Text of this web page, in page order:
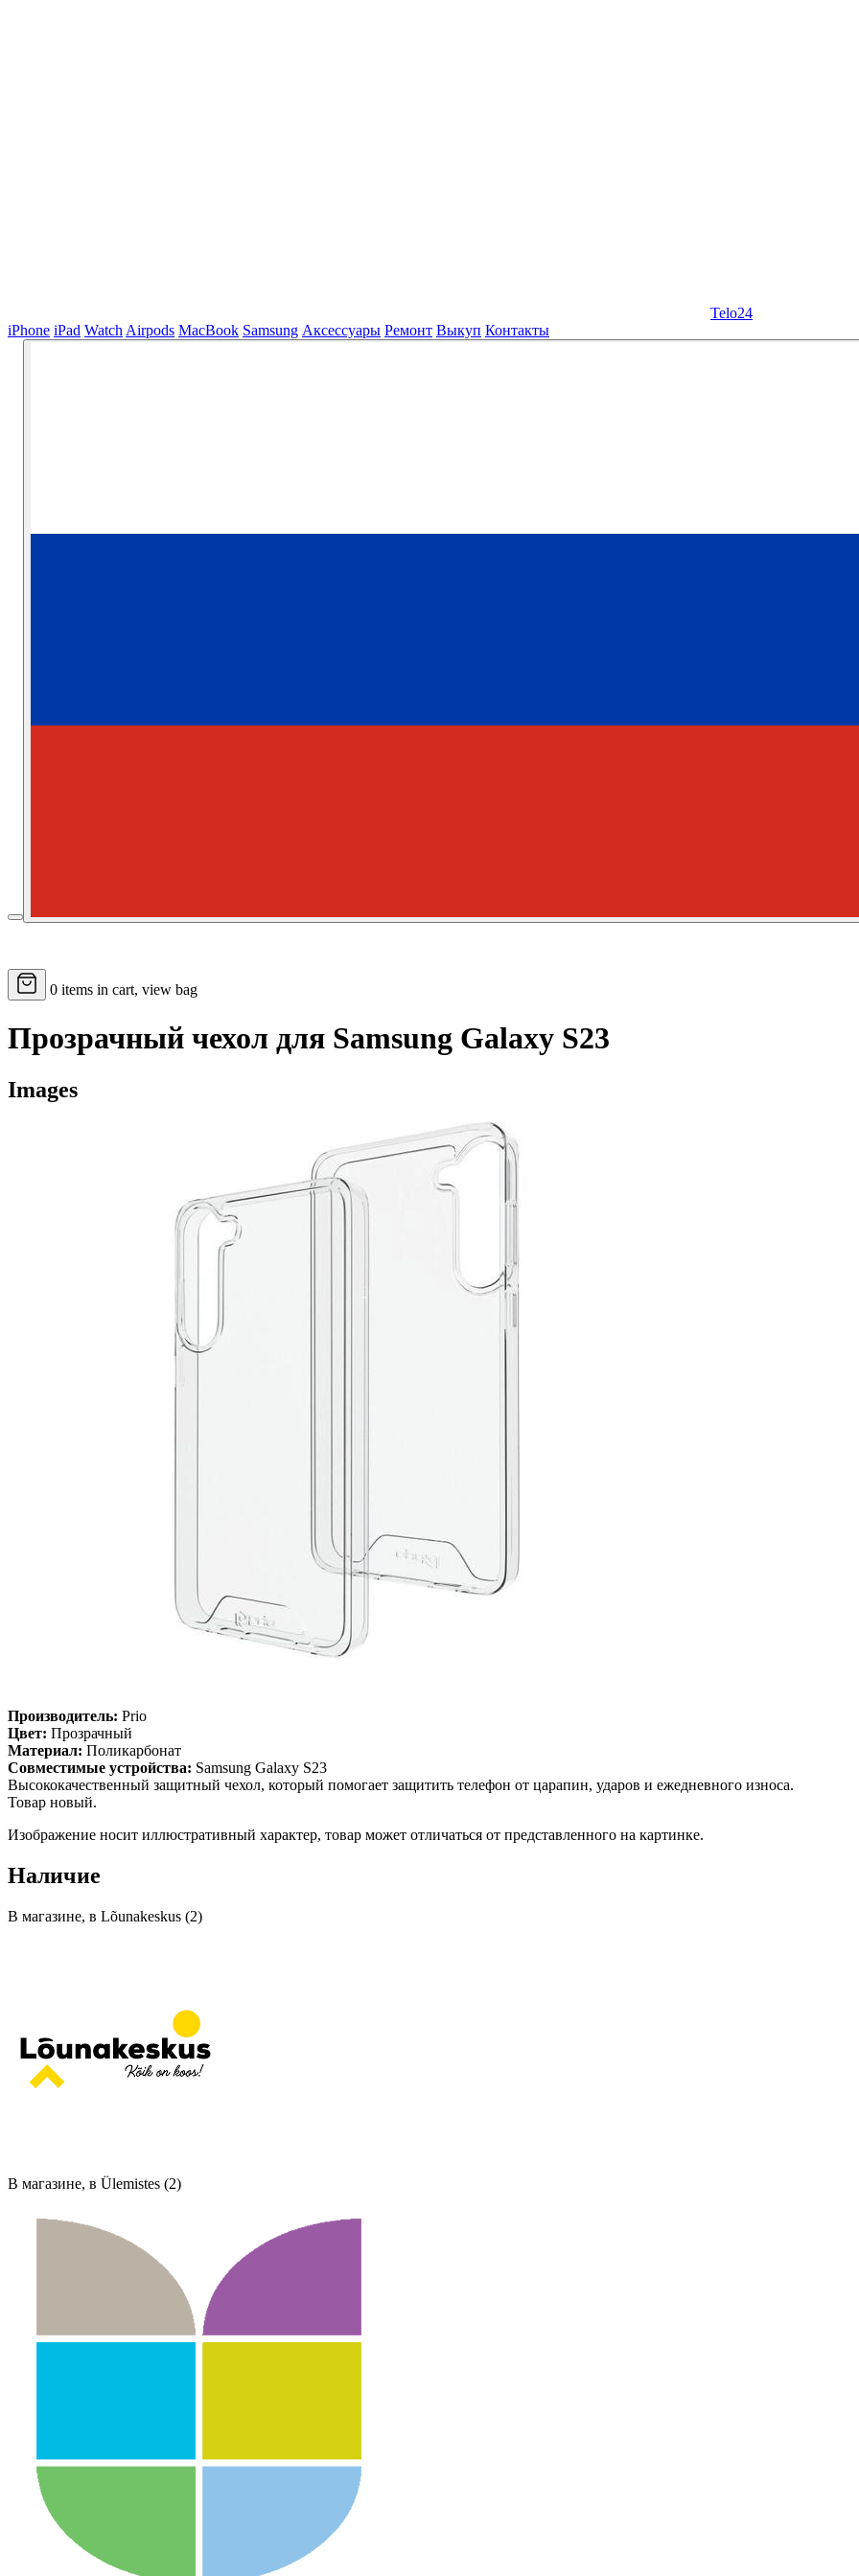
Telo24
iPhone iPad Watch Airpods MacBook Samsung Аксессуары Ремонт Выкуп Контакты
0 items in cart, view bag
Прозрачный чехол для Samsung Galaxy S23
Images
Производитель: Prio
Цвет: Прозрачный
Материал: Поликарбонат
Совместимые устройства: Samsung Galaxy S23
Высококачественный защитный чехол, который помогает защитить телефон от царапин, ударов и ежедневного износа.
Товар новый.
Изображение носит иллюстративный характер, товар может отличаться от представленного на картинке.
Наличие
В магазине, в Lõunakeskus (2)
В магазине, в Ülemistes (2)